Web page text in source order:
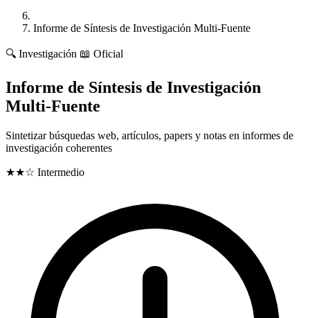
Informe de Síntesis de Investigación Multi-Fuente
🔍 Investigación 📖 Oficial
Informe de Síntesis de Investigación
Multi-Fuente
Sintetizar búsquedas web, artículos, papers y notas en informes de
investigación coherentes
★★☆ Intermedio